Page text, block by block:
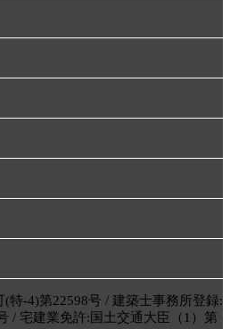
特-4)第22598号 / 建築士事務所登録:
/ 宅建業免許:国土交通大臣（1）第